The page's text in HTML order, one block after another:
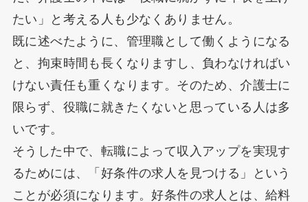
たい」と考える人も少なくありません。
既に述べたように、管理職として働くようになる
と、拘束時間も長くなりますし、負わなければい
けない責任も重くなります。そのため、介護士に
限らず、役職に就きたくないと思っている人は多
いです。
そうした中で、転職によって収入アップを実現す
るためには、「好条件の求人を見つける」という
ことが必須になります。好条件の求人とは、給料